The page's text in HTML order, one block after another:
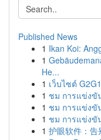
Published News
1 Ikan Koi:
1
He...
1 เว็บไซต์
1 ชม การแข่งขั
1 ชม การแข่งขั
1 ชม การแข่งขั
1 护眼软件：告